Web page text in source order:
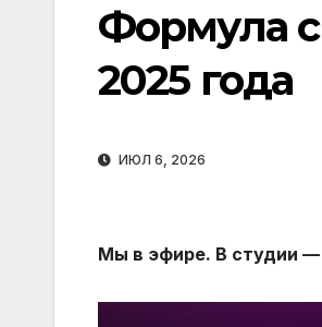
Формула
2025 года
ИЮЛ 6, 2026
Мы в эфире. В студии —